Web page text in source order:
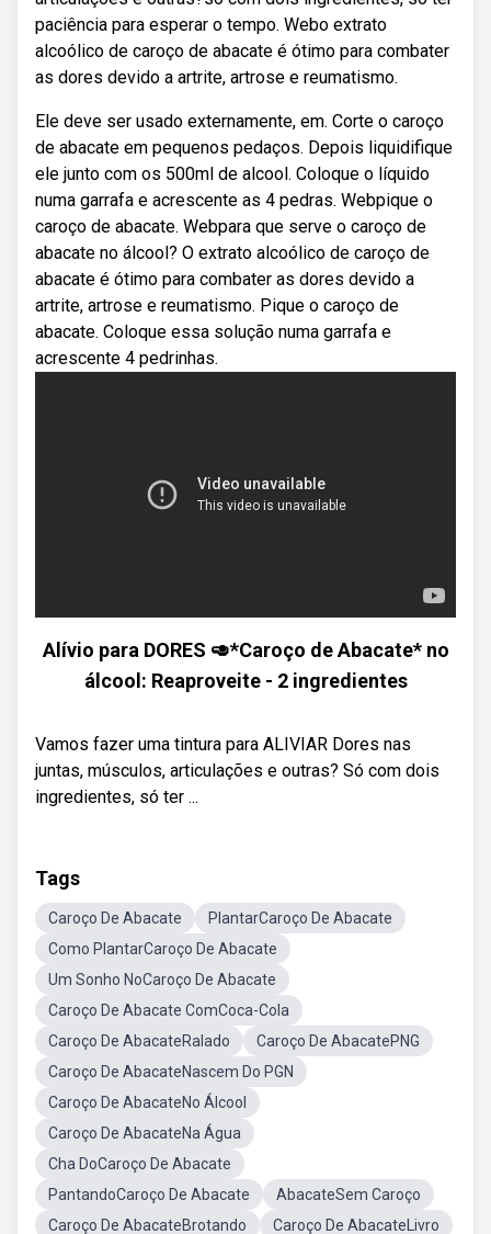
paciência para esperar o tempo. Webo extrato
alcoólico de caroço de abacate é ótimo para combater
as dores devido a artrite, artrose e reumatismo.
Ele deve ser usado externamente, em. Corte o caroço
de abacate em pequenos pedaços. Depois liquidifique
ele junto com os 500ml de alcool. Coloque o líquido
numa garrafa e acrescente as 4 pedras. Webpique o
caroço de abacate. Webpara que serve o caroço de
abacate no álcool? O extrato alcoólico de caroço de
abacate é ótimo para combater as dores devido a
artrite, artrose e reumatismo. Pique o caroço de
abacate. Coloque essa solução numa garrafa e
acrescente 4 pedrinhas.
Alívio para DORES 🥑*Caroço de Abacate* no
álcool: Reaproveite - 2 ingredientes
Vamos fazer uma tintura para ALIVIAR Dores nas
juntas, músculos, articulações e outras? Só com dois
ingredientes, só ter ...
Tags
Caroço De Abacate
PlantarCaroço De Abacate
Como PlantarCaroço De Abacate
Um Sonho NoCaroço De Abacate
Caroço De Abacate ComCoca-Cola
Caroço De AbacateRalado
Caroço De AbacatePNG
Caroço De AbacateNascem Do PGN
Caroço De AbacateNo Álcool
Caroço De AbacateNa Água
Cha DoCaroço De Abacate
PantandoCaroço De Abacate
AbacateSem Caroço
Caroço De AbacateBrotando
Caroço De AbacateLivro